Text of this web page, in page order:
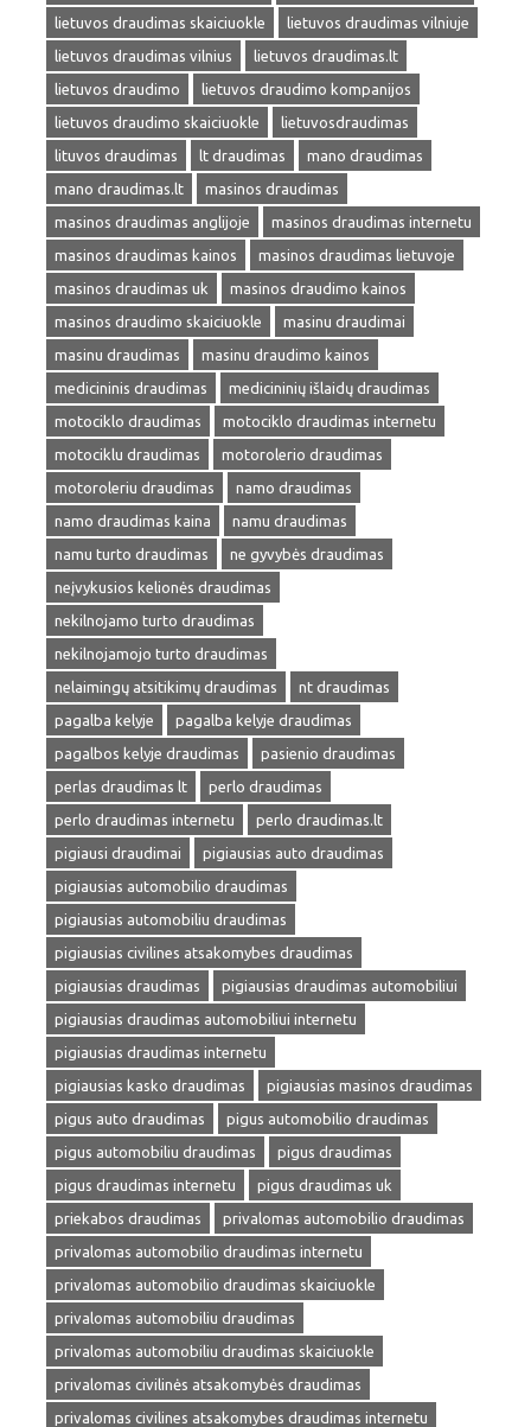
lietuvos draudimas skaiciuokle
lietuvos draudimas vilniuje
lietuvos draudimas vilnius
lietuvos draudimas.lt
lietuvos draudimo
lietuvos draudimo kompanijos
lietuvos draudimo skaiciuokle
lietuvosdraudimas
lituvos draudimas
lt draudimas
mano draudimas
mano draudimas.lt
masinos draudimas
masinos draudimas anglijoje
masinos draudimas internetu
masinos draudimas kainos
masinos draudimas lietuvoje
masinos draudimas uk
masinos draudimo kainos
masinos draudimo skaiciuokle
masinu draudimai
masinu draudimas
masinu draudimo kainos
medicininis draudimas
medicininių išlaidų draudimas
motociklo draudimas
motociklo draudimas internetu
motociklu draudimas
motorolerio draudimas
motoroleriu draudimas
namo draudimas
namo draudimas kaina
namu draudimas
namu turto draudimas
ne gyvybės draudimas
neįvykusios kelionės draudimas
nekilnojamo turto draudimas
nekilnojamojo turto draudimas
nelaimingų atsitikimų draudimas
nt draudimas
pagalba kelyje
pagalba kelyje draudimas
pagalbos kelyje draudimas
pasienio draudimas
perlas draudimas lt
perlo draudimas
perlo draudimas internetu
perlo draudimas.lt
pigiausi draudimai
pigiausias auto draudimas
pigiausias automobilio draudimas
pigiausias automobiliu draudimas
pigiausias civilines atsakomybes draudimas
pigiausias draudimas
pigiausias draudimas automobiliui
pigiausias draudimas automobiliui internetu
pigiausias draudimas internetu
pigiausias kasko draudimas
pigiausias masinos draudimas
pigus auto draudimas
pigus automobilio draudimas
pigus automobiliu draudimas
pigus draudimas
pigus draudimas internetu
pigus draudimas uk
priekabos draudimas
privalomas automobilio draudimas
privalomas automobilio draudimas internetu
privalomas automobilio draudimas skaiciuokle
privalomas automobiliu draudimas
privalomas automobiliu draudimas skaiciuokle
privalomas civilinės atsakomybės draudimas
privalomas civilines atsakomybes draudimas internetu